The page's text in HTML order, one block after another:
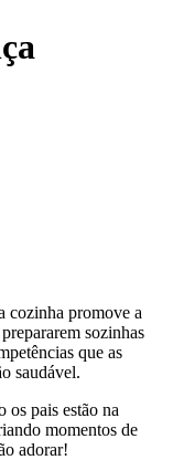
cozinha promove a
sozinhas
que as
saudável.
os pais estão na
momentos de
adorar!